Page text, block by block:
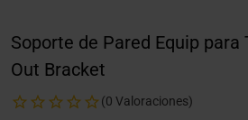
Soporte de Pared Equip para
Out Bracket
(0 Valoraciones)